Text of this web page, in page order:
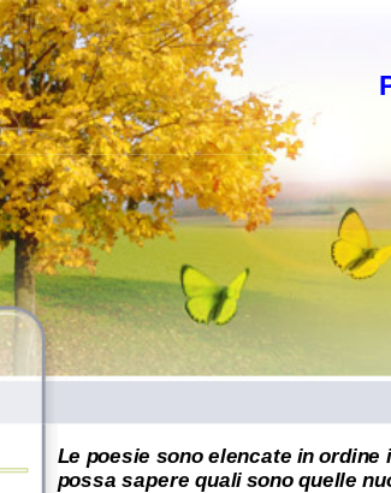
Le poesie sono elencate in
possa sapere quali sono quelle